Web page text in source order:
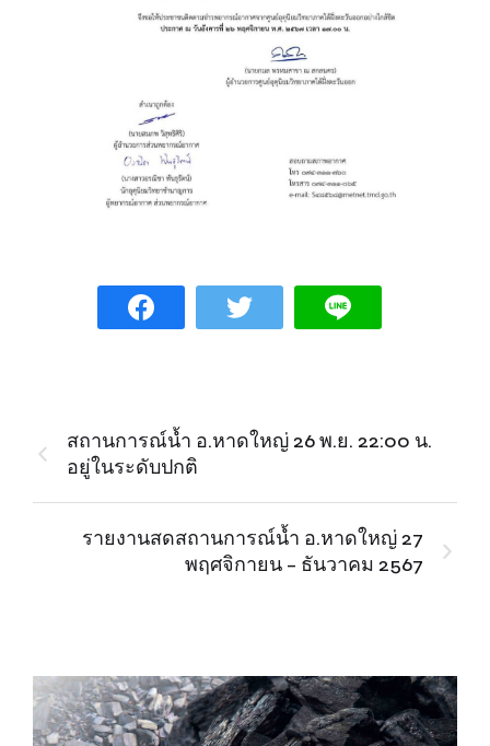
สถานการณ์น้ำ อ.หาดใหญ่ 26 พ.ย. 22:00 น.
อยู่ในระดับปกติ
รายงานสดสถานการณ์น้ำ อ.หาดใหญ่ 27
พฤศจิกายน – ธันวาคม 2567